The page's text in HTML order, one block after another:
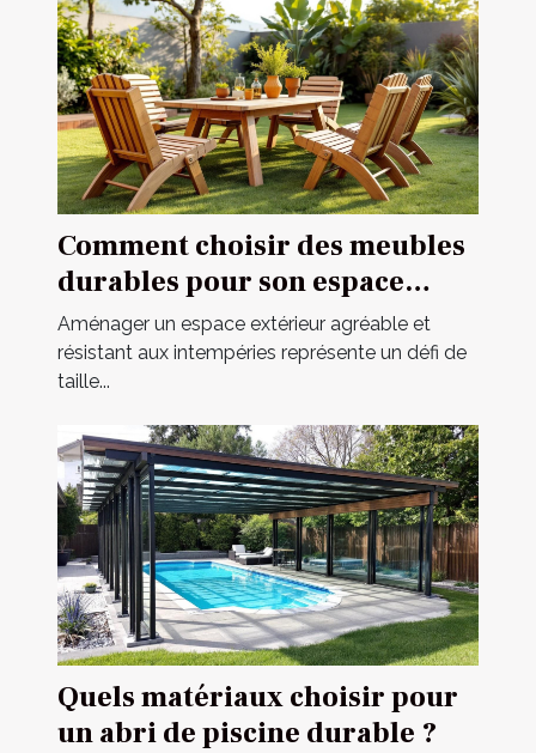
Comment choisir des meubles
durables pour son espace
extérieur ?
Aménager un espace extérieur agréable et
résistant aux intempéries représente un défi de
taille...
Quels matériaux choisir pour
un abri de piscine durable ?